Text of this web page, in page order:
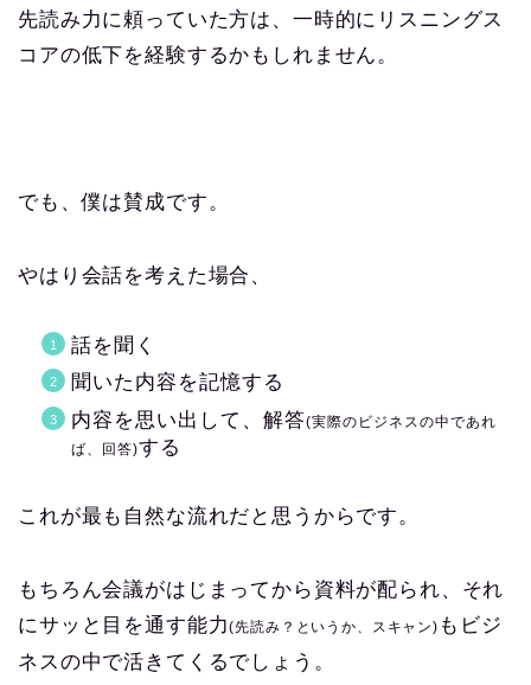
先読み力に頼っていた方は、一時的にリスニングス
コアの低下を経験するかもしれません。
でも、僕は賛成です。
やはり会話を考えた場合、
話を聞く
聞いた内容を記憶する
内容を思い出して、解答(実際のビジネスの中であれ
ば、回答)する
これが最も自然な流れだと思うからです。
もちろん会議がはじまってから資料が配られ、それ
にサッと目を通す能力(先読み？というか、スキャン) もビジ
ネスの中で活きてくるでしょう。